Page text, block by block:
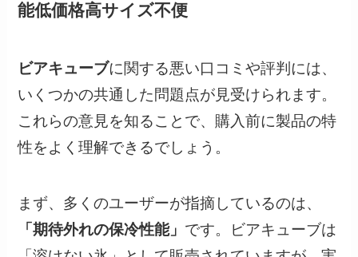
能低価格高サイズ不便
ビアキューブに関する悪い口コミや評判には、
いくつかの共通した問題点が見受けられます。
これらの意見を知ることで、購入前に製品の特
性をよく理解できるでしょう。
まず、多くのユーザーが指摘しているのは、
「期待外れの保冷性能」 です。ビアキューブは